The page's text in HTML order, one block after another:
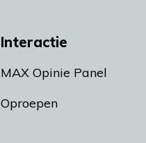
Interactie
MAX Opinie Panel
Oproepen